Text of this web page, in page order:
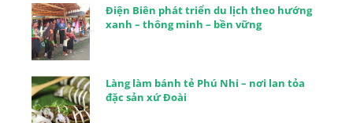
Điện Biên phát triển du lịch theo hướng
xanh – thông minh – bền vững
Làng làm bánh tẻ Phú Nhi – nơi lan tỏa
đặc sản xứ Đoài